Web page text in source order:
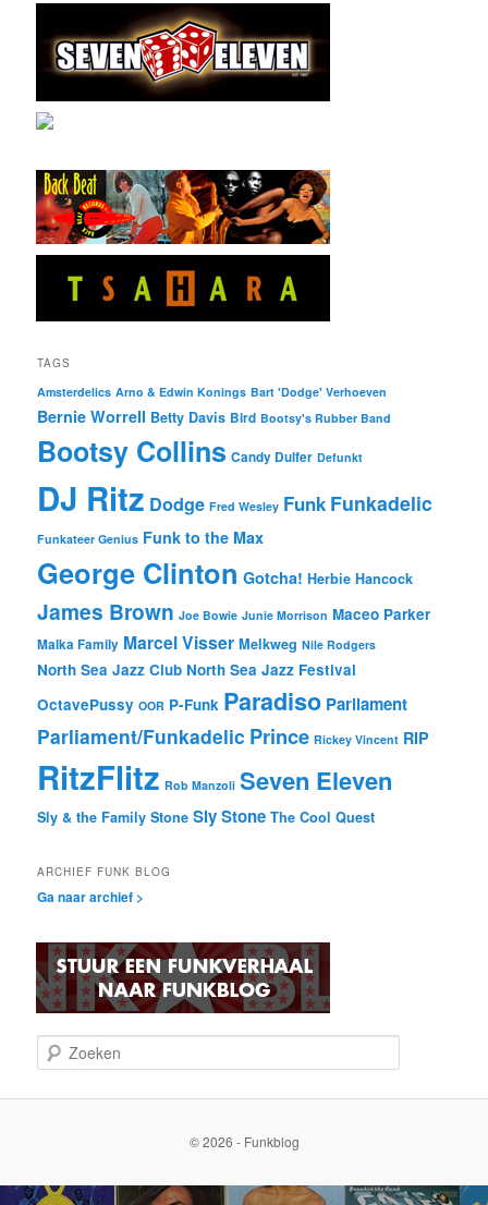
TAGS
Amsterdelics Arno & Edwin Konings Bart 'Dodge' Verhoeven
Bernie Worrell Betty Davis Bird Bootsy's Rubber Band
Bootsy Collins Candy Dulfer Defunkt
DJ Ritz Dodge Fred Wesley Funk Funkadelic
Funkateer Genius Funk to the Max
George Clinton Gotcha! Herbie Hancock
James Brown Joe Bowie Junie Morrison Maceo Parker
Malka Family Marcel Visser Melkweg Nile Rodgers
North Sea Jazz Club North Sea Jazz Festival
OctavePussy OOR P-Funk Paradiso Parliament
Parliament/Funkadelic Prince Rickey Vincent RIP
RitzFlitz Rob Manzoli Seven Eleven
Sly & the Family Stone Sly Stone The Cool Quest
ARCHIEF FUNK BLOG
Ga naar archief >
o
© 2026 - Funkblog